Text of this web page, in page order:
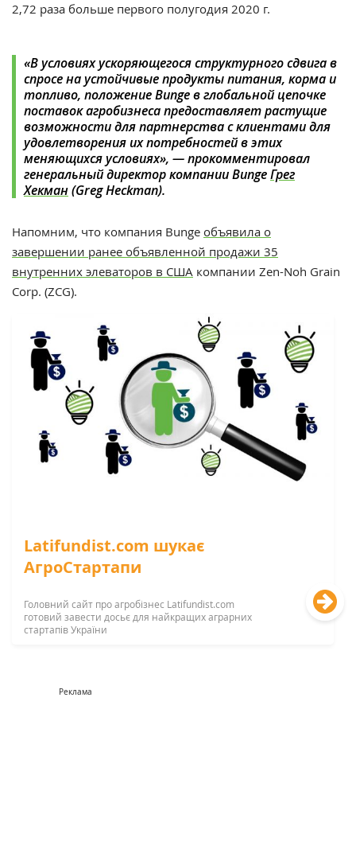
2,72 раза больше первого полугодия 2020 г.
«В условиях ускоряющегося структурного сдвига в
спросе на устойчивые продукты питания, корма и
топливо, положение Bunge в глобальной цепочке
поставок агробизнеса предоставляет растущие
возможности для партнерства с клиентами для
удовлетворения их потребностей в этих
меняющихся условиях», — прокомментировал
генеральный директор компании BungeГрег
Хекман(Greg Heckman).
Напомним, что компания Bunge объявила о
завершении ранее объявленной продажи 35
внутренних элеваторов в США компании Zen-Noh Grain
Corp. (ZCG).
Latifundist.com шукає
АгроСтартапи
Головний сайт про агробізнес Latifundist.com
готовий завести досьє для найкращих аграрних
стартапів України
Реклама